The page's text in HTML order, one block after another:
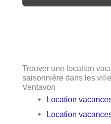
Trouver une location
saisonnière dans les
Ventavon
Location
Location